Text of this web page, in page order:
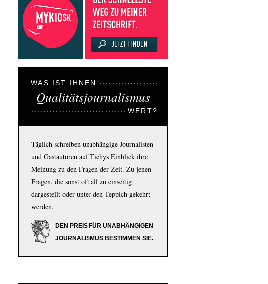
WAS IST IHNEN
Qualitätsjournalismus
WERT?
Täglich schreiben unabhängige Journalisten
und Gastautoren auf Tichys Einblick ihre
Meinung zu den Fragen der Zeit. Zu jenen
Fragen, die sonst oft all zu einseitig
dargestellt oder unter den Teppich gekehrt
werden.
DEN PREIS FÜR UNABHÄNGIGEN
JOURNALISMUS BESTIMMEN SIE.